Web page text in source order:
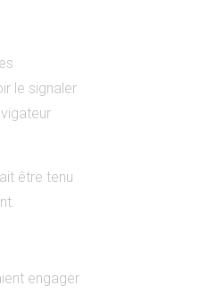
le signaler
être tenu
engager